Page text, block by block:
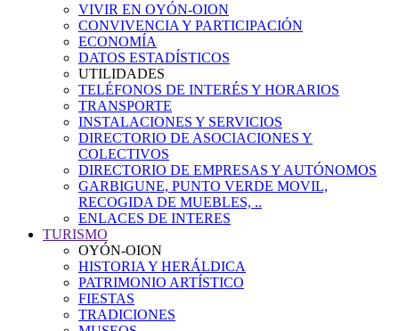
VIVIR EN OYÓN-OION
CONVIVENCIA Y PARTICIPACIÓN
ECONOMÍA
DATOS ESTADÍSTICOS
UTILIDADES
TELÉFONOS DE INTERÉS Y HORARIOS
TRANSPORTE
INSTALACIONES Y SERVICIOS
DIRECTORIO DE ASOCIACIONES Y
COLECTIVOS
DIRECTORIO DE EMPRESAS Y AUTÓNOMOS
GARBIGUNE, PUNTO VERDE MOVIL,
RECOGIDA DE MUEBLES, ..
ENLACES DE INTERES
TURISMO
OYÓN-OION
HISTORIA Y HERÁLDICA
PATRIMONIO ARTÍSTICO
FIESTAS
TRADICIONES